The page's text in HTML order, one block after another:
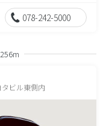
078-242-5000
ビル東側内